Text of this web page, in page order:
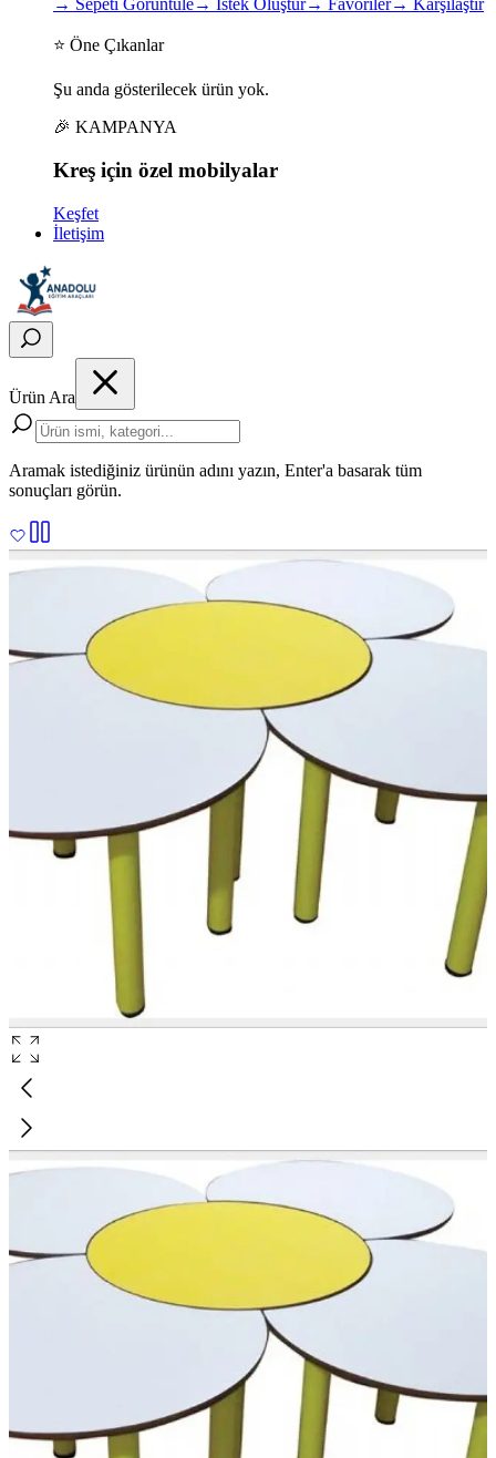
→ Sepeti Görüntüle→ İstek Oluştur→ Favoriler→ Karşılaştır
⭐ Öne Çıkanlar
Şu anda gösterilecek ürün yok.
🎉 KAMPANYA
Kreş için özel mobilyalar
Keşfet
İletişim
Ürün Ara
Aramak istediğiniz ürünün adını yazın, Enter'a basarak tüm
sonuçları görün.